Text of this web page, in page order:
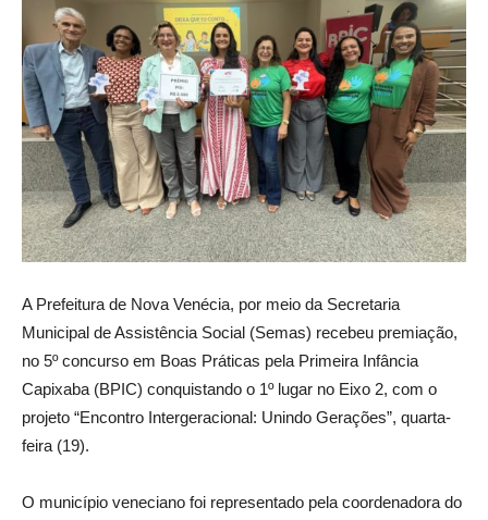
A Prefeitura de Nova Venécia, por meio da Secretaria
Municipal de Assistência Social (Semas) recebeu premiação,
no 5º concurso em Boas Práticas pela Primeira Infância
Capixaba (BPIC) conquistando o 1º lugar no Eixo 2, com o
projeto “Encontro Intergeracional: Unindo Gerações”, quarta-
feira (19).
O município veneciano foi representado pela coordenadora do